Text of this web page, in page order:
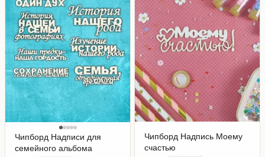
Чипборд Надписи для
семейного альбома
Чипборд Надпись Моему
счастью